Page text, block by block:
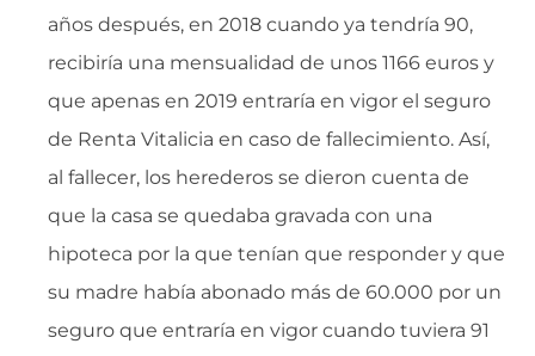
años después, en 2018 cuando ya tendría 90,
recibiría una mensualidad de unos 1166 euros y
que apenas en 2019 entraría en vigor el seguro
de Renta Vitalicia en caso de fallecimiento. Así,
al fallecer, los herederos se dieron cuenta de
que la casa se quedaba gravada con una
hipoteca por la que tenían que responder y que
su madre había abonado más de 60.000 por un
seguro que entraría en vigor cuando tuviera 91